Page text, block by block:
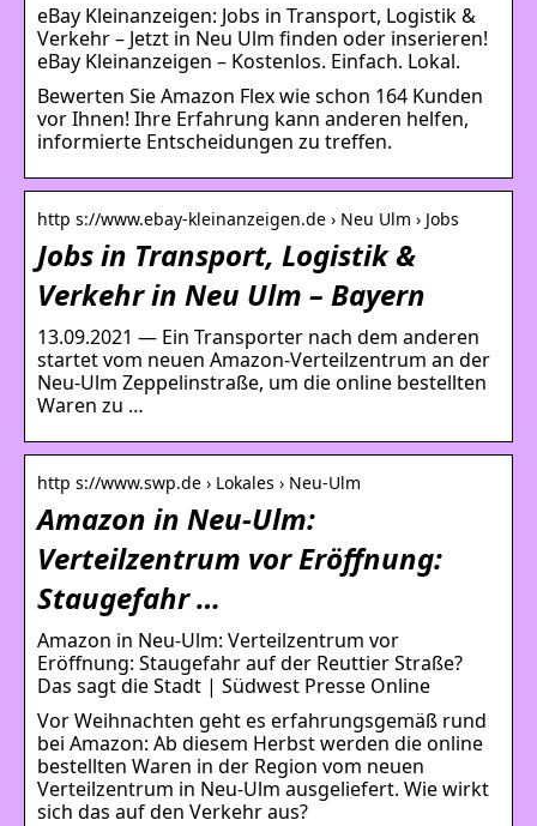
eBay Kleinanzeigen: Jobs in Transport, Logistik &
Verkehr – Jetzt in Neu Ulm finden oder inserieren!
eBay Kleinanzeigen – Kostenlos. Einfach. Lokal.
Bewerten Sie Amazon Flex wie schon 164 Kunden
vor Ihnen! Ihre Erfahrung kann anderen helfen,
informierte Entscheidungen zu treffen.
http s://www.ebay-kleinanzeigen.de › Neu Ulm › Jobs
Jobs in Transport, Logistik &
Verkehr in Neu Ulm – Bayern
13.09.2021 — Ein Transporter nach dem anderen
startet vom neuen Amazon-Verteilzentrum an der
Neu-Ulm Zeppelinstraße, um die online bestellten
Waren zu …
http s://www.swp.de › Lokales › Neu-Ulm
Amazon in Neu-Ulm:
Verteilzentrum vor Eröffnung:
Staugefahr …
Amazon in Neu-Ulm: Verteilzentrum vor
Eröffnung: Staugefahr auf der Reuttier Straße?
Das sagt die Stadt | Südwest Presse Online
Vor Weihnachten geht es erfahrungsgemäß rund
bei Amazon: Ab diesem Herbst werden die online
bestellten Waren in der Region vom neuen
Verteilzentrum in Neu-Ulm ausgeliefert. Wie wirkt
sich das auf den Verkehr aus?